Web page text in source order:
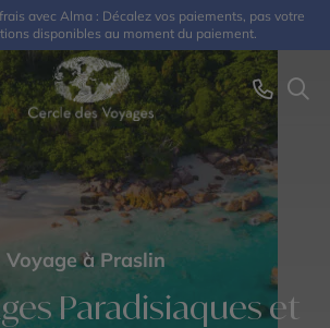
avec Alma : Décalez vos paiements, pas votre
disponibles au moment du paiement.
Voyage à Praslin
Paradisiaques et